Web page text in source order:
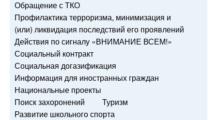
Обращение с ТКО
Профилактика терроризма, минимизация и
(или) ликвидация последствий его проявлений
Действия по сигналу «ВНИМАНИЕ ВСЕМ!»
Социальный контракт
Социальная догазификация
Информация для иностранных граждан
Национальные проекты
Поиск захоронений
Туризм
Развитие школьного спорта